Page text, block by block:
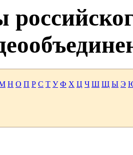
Н О П Р С Т У Ф Х Ц Ч Ш Щ Ы Э